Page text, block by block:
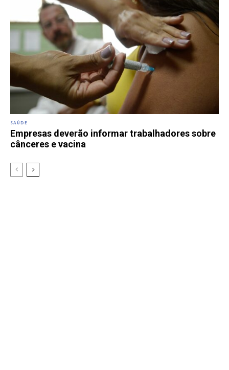
SAÚDE
Empresas deverão informar trabalhadores sobre
cânceres e vacina